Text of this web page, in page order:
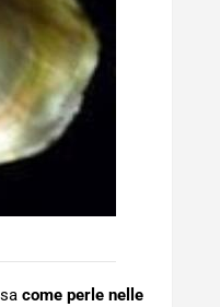
come perle nelle